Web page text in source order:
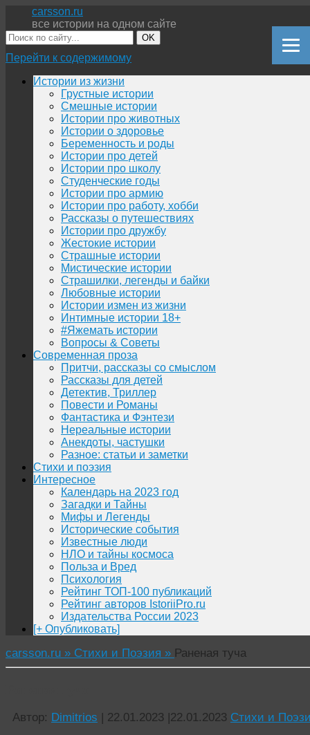
carsson.ru
все истории на одном сайте
OK
Перейти к содержимому
Истории из жизни
Грустные истории
Смешные истории
Истории про животных
Истории о здоровье
Беременность и роды
Истории про детей
Истории про школу
Студенческие годы
Истории про армию
Истории про работу, хобби
Рассказы о путешествиях
Истории про дружбу
Жестокие истории
Страшные истории
Мистические истории
Страшилки, легенды и байки
Любовные истории
Истории измен из жизни
Интимные истории 18+
#Яжемать истории
Вопросы & Советы
Современная проза
Притчи, рассказы со смыслом
Рассказы для детей
Детектив, Триллер
Повести и Романы
Фантастика и Фэнтези
Нереальные истории
Анекдоты, частушки
Разное: статьи и заметки
Стихи и поэзия
Интересное
Календарь на 2023 год
Загадки и Тайны
Мифы и Легенды
Исторические события
Известные люди
НЛО и тайны космоса
Польза и Вред
Психология
Рейтинг ТОП-100 публикаций
Рейтинг авторов IstoriiPro.ru
Издательства России 2023
[+ Опубликовать]
carsson.ru » Стихи и Поэзия » Раненая туча
Автор: Dimitrios | 22.01.2023 |22.01.2023 Стихи и